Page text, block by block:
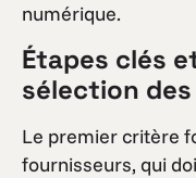
numérique.
Étapes clés
sélection
Le premier critère
fournisseurs, qui